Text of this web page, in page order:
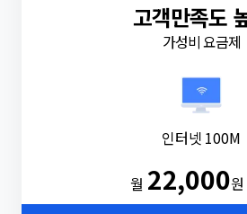
고객만족도
가성비 요금제
인터넷 100M
월 22,000원